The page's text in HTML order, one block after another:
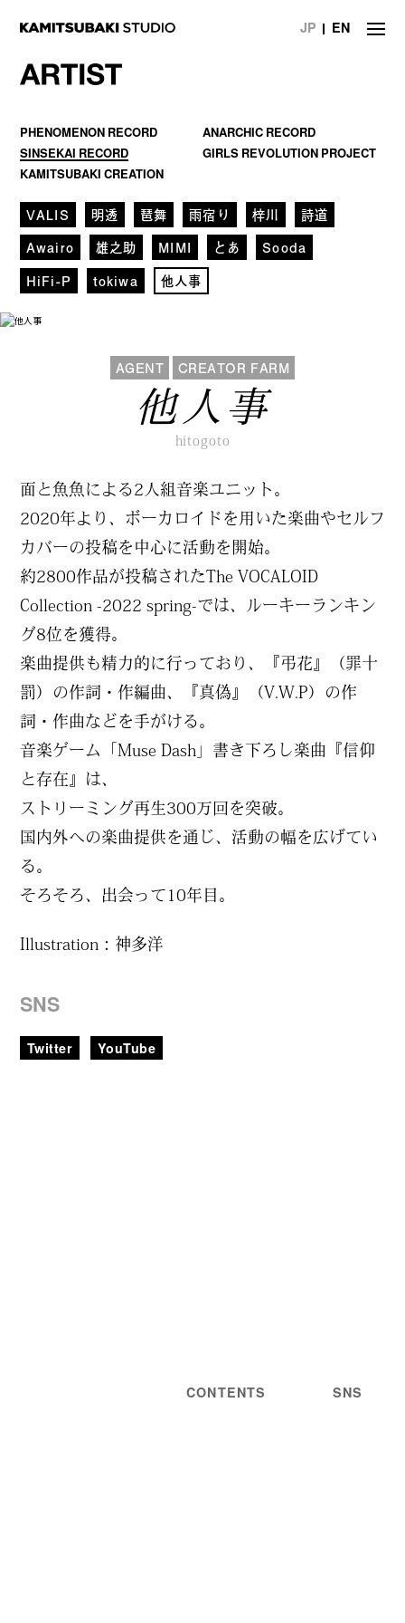
STATEMENT
MEDIA
ARTIST
PROJECT
JOIN
JP EN
PHENOMENON RECORD
ANARCHIC RECORD
SINSEKAI RECORD
GIRLS REVOLUTION PROJECT
KAMITSUBAKI CREATION
VALIS 明透 琶舞 雨宿り 梓川
詩道
Awairo
雄之助 MIMI とあ
Sooda
HiFi-P
tokiwa 他人事
AGENT CREATOR FARM
他人事
hitogoto
面と魚魚による2人組音楽ユニット。
2020年より、ボーカロイドを用いた楽曲やセルフ
カバーの投稿を中心に活動を開始。
約2800作品が投稿されたThe VOCALOID
Collection -2022 spring-では、ルーキーランキン
グ8位を獲得。
楽曲提供も精力的に行っており、『弔花』（罪十
罰）の作詞・作編曲、『真偽』（V.W.P）の作
詞・作曲などを手がける。
音楽ゲーム「Muse Dash」書き下ろし楽曲『信仰
と存在』は、
ストリーミング再生300万回を突破。
国内外への楽曲提供を通じ、活動の幅を広げてい
る。
そろそろ、出会って10年目。
Illustration：神多洋
SNS
Twitter YouTube
CONTENTS SNS